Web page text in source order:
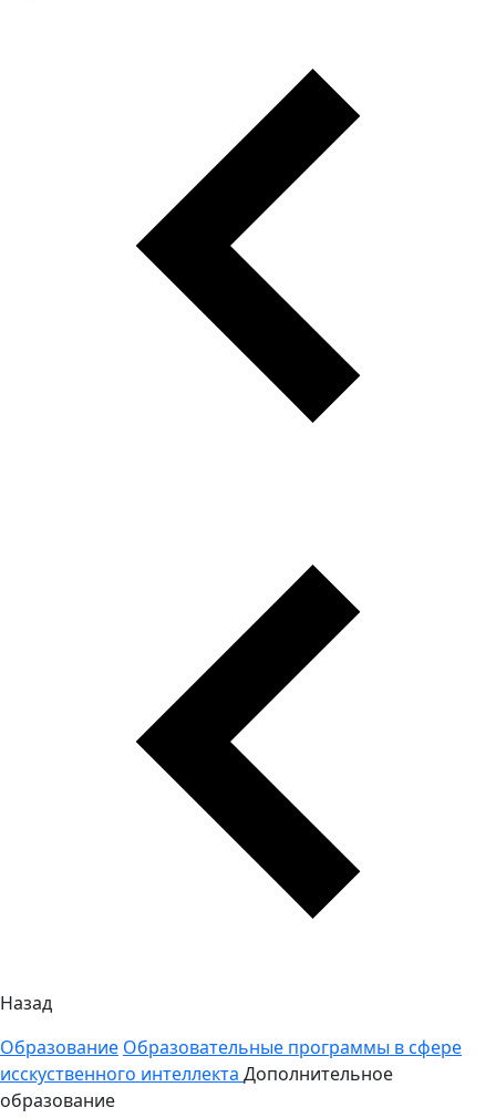
Назад
Образование Образовательные программы в сфере
исскуственного интеллекта Дополнительное
образование